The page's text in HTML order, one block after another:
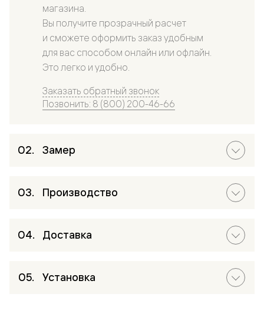
магазина.
Вы получите прозрачный расчет
и сможете оформить заказ удобным
для вас способом онлайн или офлайн.
Это легко и удобно.
Заказать обратный звонок
Позвонить: 8 (800) 200-46-66
Замер
Производство
Доставка
Установка